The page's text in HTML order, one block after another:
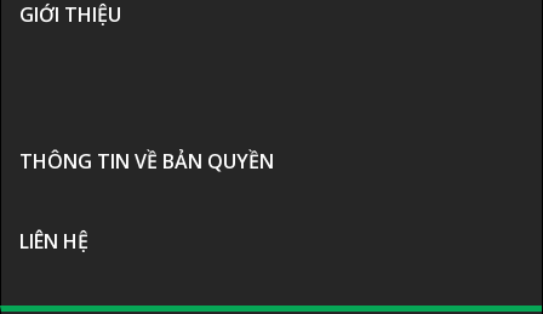
GIỚI THIỆU
THÔNG TIN VỀ BẢN QUYỀN
LIÊN HỆ